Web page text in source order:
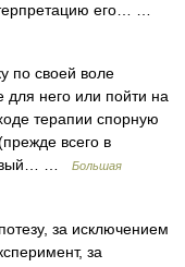
его… …
по своей воле
для него или пойти на
терапии спорную
всего в
…
Большая
за исключением
за